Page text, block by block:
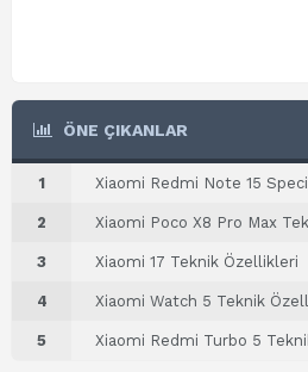
ÖNE ÇIKANLAR
1 Xiaomi Redmi Note 15
2 Xiaomi Poco X8 Pro Max
3 Xiaomi 17 Teknik Özellikleri
4 Xiaomi Watch 5 Teknik
5 Xiaomi Redmi Turbo 5